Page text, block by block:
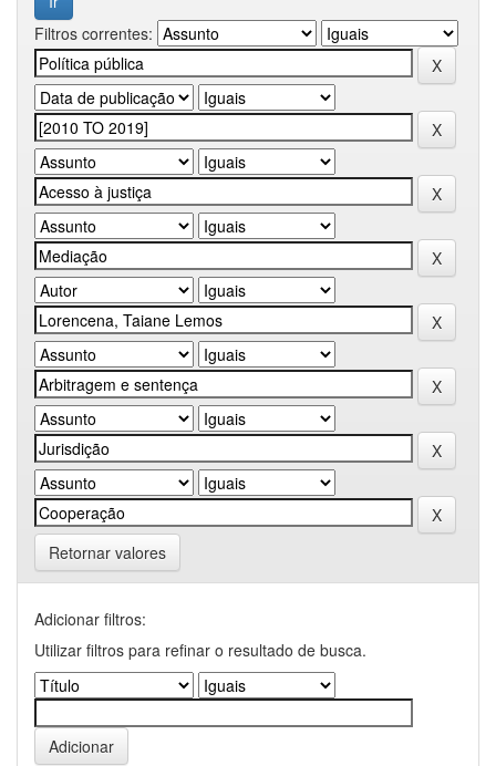
Filtros correntes:
Retornar valores
Adicionar filtros:
Utilizar filtros para refinar o resultado de busca.